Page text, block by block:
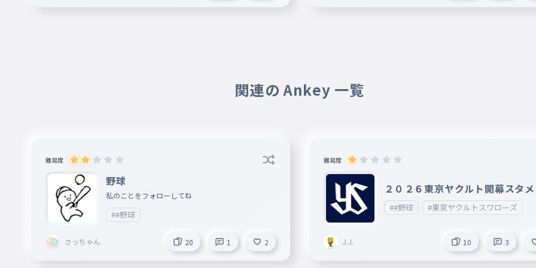
関連の Ankey 一覧
難易度
野球
私のことをフォローしてね
##野球
さっちゃん 20 1 2
難易度
２０２６東京ヤクルト開幕スタ
##野球 #東京ヤクルトスワローズ
J.J. 10 3